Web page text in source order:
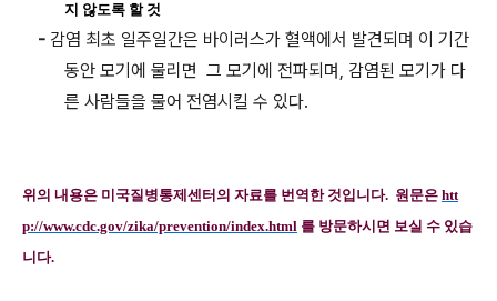
지 않도록 할 것
- 감염 최초 일주일간은 바이러스가 혈액에서 발견되며 이 기간
동안 모기에 물리면 그 모기에 전파되며, 감염된 모기가 다
른 사람들을 물어 전염시킬 수 있다.
위의 내용은 미국질병통제센터의 자료를 번역한 것입니다. 원문은 htt
p://www.cdc.gov/zika/prevention/index.html 를 방문하시면 보실 수 있습
니다.